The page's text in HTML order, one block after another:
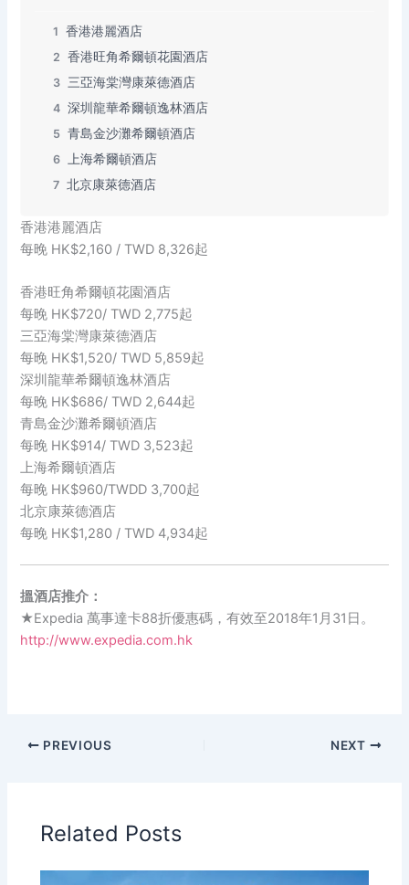
1 香港港麗酒店
2 香港旺角希爾頓花園酒店
3 三亞海棠灣康萊德酒店
4 深圳龍華希爾頓逸林酒店
5 青島金沙灘希爾頓酒店
6 上海希爾頓酒店
7 北京康萊德酒店
香港港麗酒店
每晚 HK$2,160 / TWD 8,326起
香港旺角希爾頓花園酒店
每晚 HK$720/ TWD 2,775起
三亞海棠灣康萊德酒店
每晚 HK$1,520/ TWD 5,859起
深圳龍華希爾頓逸林酒店
每晚 HK$686/ TWD 2,644起
青島金沙灘希爾頓酒店
每晚 HK$914/ TWD 3,523起
上海希爾頓酒店
每晚 HK$960/TWDD 3,700起
北京康萊德酒店
每晚 HK$1,280 / TWD 4,934起
搵酒店推介：
★Expedia 萬事達卡88折優惠碼，有效至2018年1月31日。
http://www.expedia.com.hk
PREVIOUS NEXT
Related Posts